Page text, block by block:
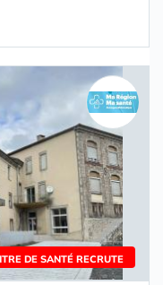
DE SANTÉ RECRUTE